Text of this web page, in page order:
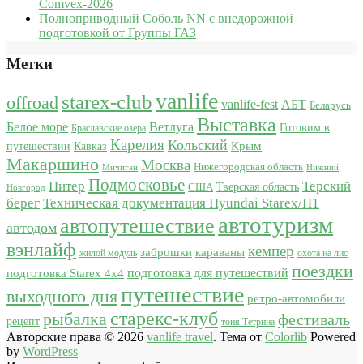
Comvex-2026
Полноприводный Соболь NN с внедорожной
подготовкой от Группы ГАЗ
Метки
offroad starex-clubvanlife vanlife-fest АБТ Беларусь
Белое море Браславские озера Ветлуга Выставка Готовим в
путешествии Кавказ Карелия Кольский Крым
Макаршино Мичиган Москва Нижегородская область Нижний
Новгород Питер Подмосковье США Тверская область Терский
берег Техническая документация Hyundai Starex/H1
автодом автопутешествие автотуризм
вэнлайф жилой модуль заброшки караваны кемпер охота на лис
подготовка Starex 4x4 подготовка для путешествий поездки
выходного дняпутешествие ретро-автомобили
рецепт рыбалка старекс-клуб тоня Тетрина фестиваль
Авторские права © 2026 vanlife travel. Тема от Colorlib Powered
by WordPress